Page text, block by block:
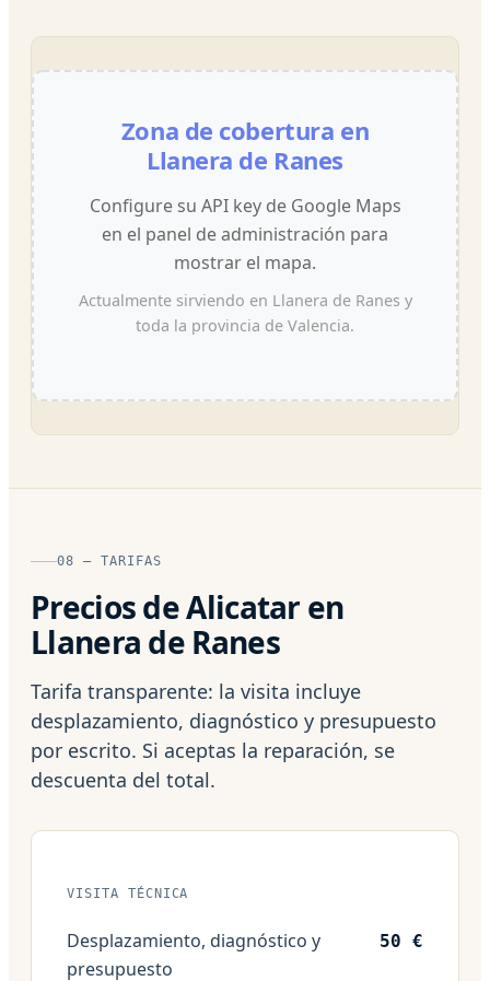
Zona de cobertura en
Llanera de Ranes
Configure su API key de Google Maps
en el panel de administración para
mostrar el mapa.
Actualmente sirviendo en Llanera de Ranes y
toda la provincia de Valencia.
08 — TARIFAS
Precios de Alicatar en
Llanera de Ranes
Tarifa transparente: la visita incluye
desplazamiento, diagnóstico y presupuesto
por escrito. Si aceptas la reparación, se
descuenta del total.
VISITA TÉCNICA
Desplazamiento, diagnóstico y
presupuesto
50 €